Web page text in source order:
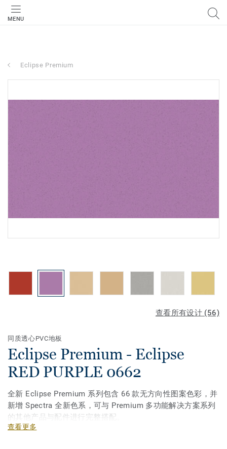
MENU
Eclipse Premium
查看所有设计 (56)
同质透心PVC地板
Eclipse Premium - Eclipse
RED PURPLE 0662
全新 Eclipse Premium 系列包含 66 款无方向性图案色彩，并
新增 Spectra 全新色系，可与 Premium 多功能解决方案系列
的其他产品与配件进行完整搭配。
查看更多